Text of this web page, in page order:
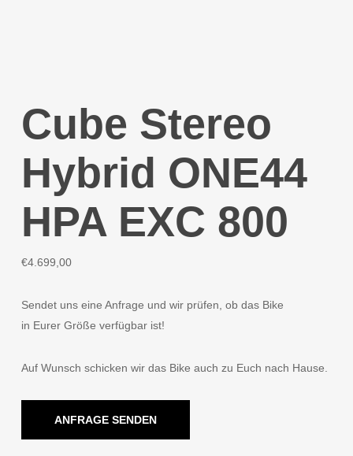
Cube Stereo
Hybrid ONE44
HPA EXC 800
€4.699,00
Sendet uns eine Anfrage und wir prüfen, ob das Bike
in Eurer Größe verfügbar ist!
Auf Wunsch schicken wir das Bike auch zu Euch nach Hause.
ANFRAGE SENDEN